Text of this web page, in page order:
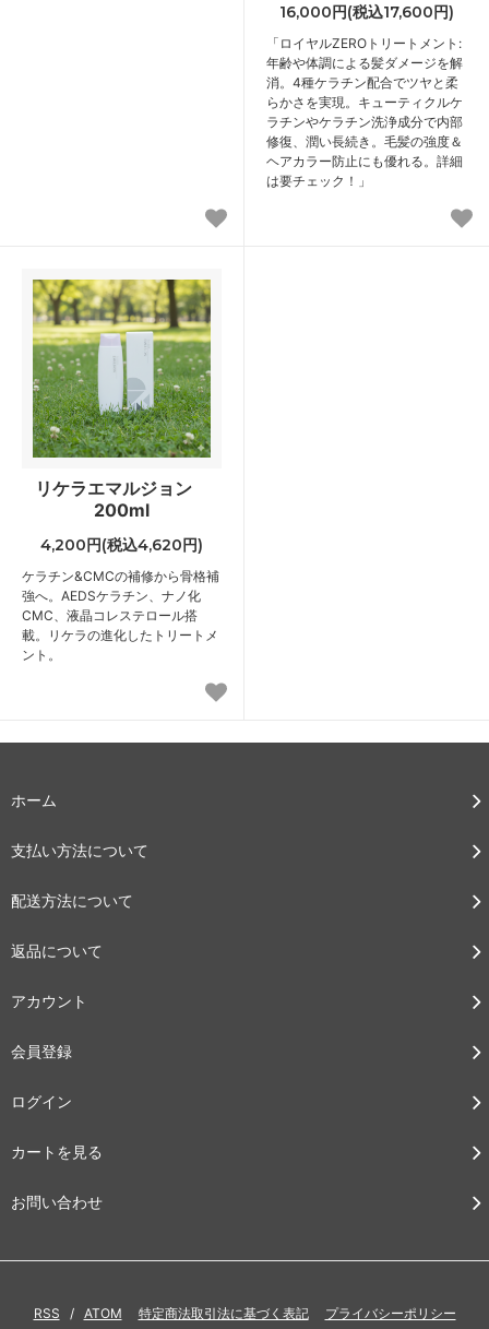
16,000円(税込17,600円)
「ロイヤルZEROトリートメント:
年齢や体調による髪ダメージを解
消。4種ケラチン配合でツヤと柔
らかさを実現。キューティクルケ
ラチンやケラチン洗浄成分で内部
修復、潤い長続き。毛髪の強度＆
ヘアカラー防止にも優れる。詳細
は要チェック！」
リケラエマルジョン
200ml
4,200円(税込4,620円)
ケラチン&CMCの補修から骨格補
強へ。AEDSケラチン、ナノ化
CMC、液晶コレステロール搭
載。リケラの進化したトリートメ
ント。
ホーム
支払い方法について
配送方法について
返品について
アカウント
会員登録
ログイン
カートを見る
お問い合わせ
RSS / ATOM 特定商法取引法に基づく表記 プライバシーポリシー